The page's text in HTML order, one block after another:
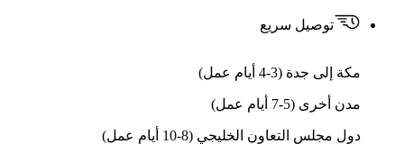
توصيل سريع
مكة إلى جدة (3-4 أيام عمل)
مدن أخرى (5-7 أيام عمل)
دول مجلس التعاون الخليجي (8-10 أيام عمل)